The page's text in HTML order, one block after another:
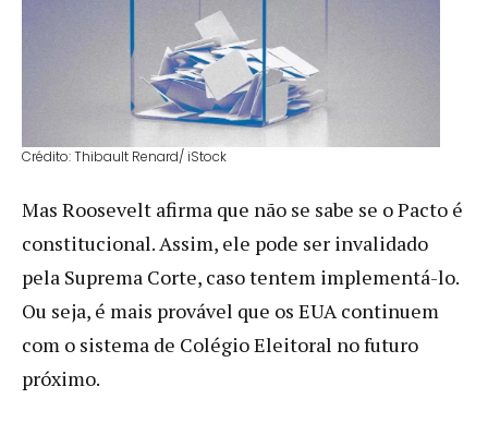
Crédito: Thibault Renard/ iStock
Mas Roosevelt afirma que não se sabe se o Pacto é
constitucional. Assim, ele pode ser invalidado
pela Suprema Corte, caso tentem implementá-lo.
Ou seja, é mais provável que os EUA continuem
com o sistema de Colégio Eleitoral no futuro
próximo.